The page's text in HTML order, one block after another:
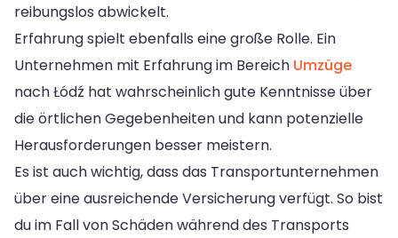
reibungslos abwickelt.
Erfahrung spielt ebenfalls eine große Rolle. Ein
Unternehmen mit Erfahrung im Bereich Umzüge
nach Łódź hat wahrscheinlich gute Kenntnisse über
die örtlichen Gegebenheiten und kann potenzielle
Herausforderungen besser meistern.
Es ist auch wichtig, dass das Transportunternehmen
über eine ausreichende Versicherung verfügt. So bist
du im Fall von Schäden während des Transports